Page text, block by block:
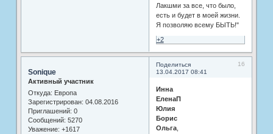
Лакшми за все, что было,
есть и будет в моей жизни.
Я позволяю всему БЫТЬ!"
+2
Поделиться
16
13.04.2017 08:41
Sonique
Активный участник
Откуда: Европа
Зарегистрирован: 04.08.2016
Приглашений: 0
Сообщений: 5270
Уважение: +1617
Инна
ЕленаП
Юлия
Борис
Ольга,